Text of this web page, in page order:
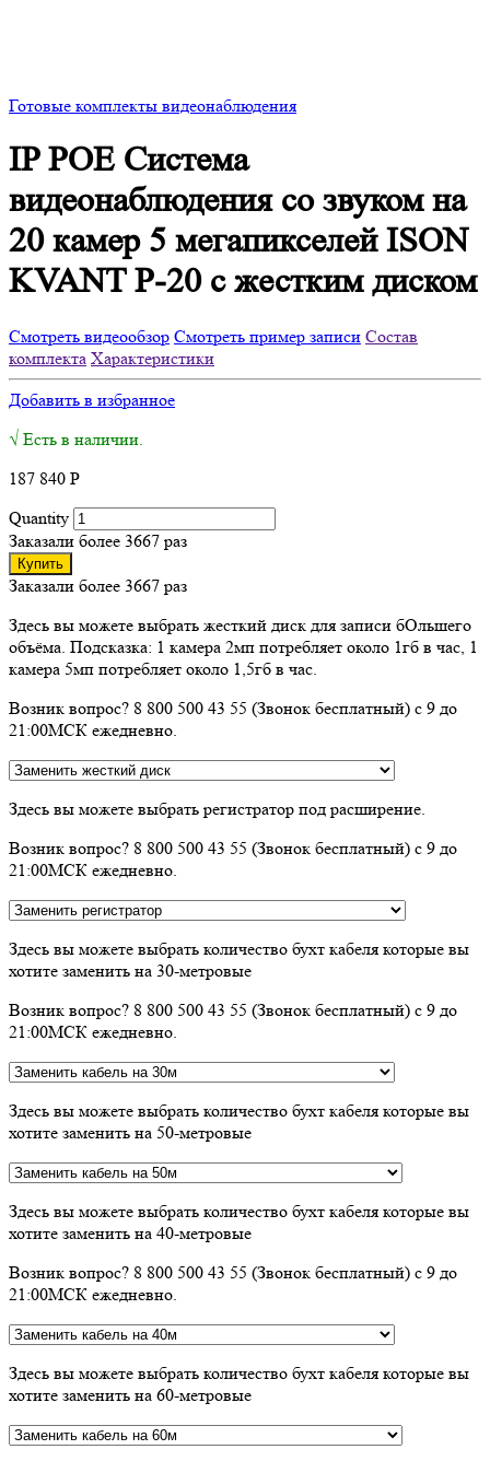
Готовые комплекты видеонаблюдения
IP POE Система
видеонаблюдения со звуком на
20 камер 5 мегапикселей ISON
KVANT P-20 с жестким диском
Смотреть видеообзор Смотреть пример записи Состав
комплекта Характеристики
Добавить в избранное
√ Есть в наличии.
187 840 Р
Quantity
Заказали более 3667 раз
Купить
Заказали более 3667 раз
Здесь вы можете выбрать жесткий диск для записи бОльшего
объёма. Подсказка: 1 камера 2мп потребляет около 1гб в час, 1
камера 5мп потребляет около 1,5гб в час.
Возник вопрос? 8 800 500 43 55 (Звонок бесплатный) с 9 до
21:00МСК ежедневно.
Здесь вы можете выбрать регистратор под расширение.
Возник вопрос? 8 800 500 43 55 (Звонок бесплатный) с 9 до
21:00МСК ежедневно.
Здесь вы можете выбрать количество бухт кабеля которые вы
хотите заменить на 30-метровые
Возник вопрос? 8 800 500 43 55 (Звонок бесплатный) с 9 до
21:00МСК ежедневно.
Здесь вы можете выбрать количество бухт кабеля которые вы
хотите заменить на 50-метровые
Здесь вы можете выбрать количество бухт кабеля которые вы
хотите заменить на 40-метровые
Возник вопрос? 8 800 500 43 55 (Звонок бесплатный) с 9 до
21:00МСК ежедневно.
Здесь вы можете выбрать количество бухт кабеля которые вы
хотите заменить на 60-метровые